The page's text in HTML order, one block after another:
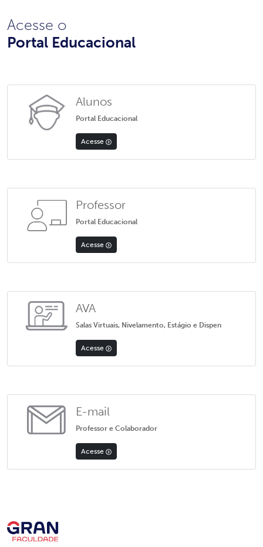
Acesse o
Portal Educacional
Alunos
Portal Educacional
Acesse
Professor
Portal Educacional
Acesse
AVA
Salas Virtuais, Nivelamento, Estágio e Dispen
Acesse
E-mail
Professor e Colaborador
Acesse